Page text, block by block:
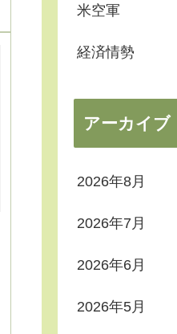
米空軍
経済情勢
アーカイブ
2026年8月
2026年7月
2026年6月
2026年5月